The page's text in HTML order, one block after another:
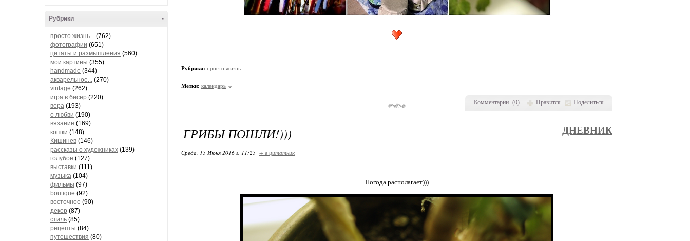
-
Рубрики
просто жизнь... (762)
фотографии (651)
цитаты и размышления (560)
мои картины (355)
handmade (344)
акварельное... (270)
vintage (262)
игра в бисер (220)
вера (193)
о любви (190)
вязание (169)
кошки (148)
Кишинев (146)
рассказы о художниках (139)
голубое (127)
выставки (111)
музыка (104)
фильмы (97)
boutique (92)
восточное (90)
декор (87)
стиль (85)
рецепты (84)
путешествия (80)
Комментарии (0) Нравится Поделиться
Рубрики: просто жизнь...
Метки: календарь
ГРИБЫ ПОШЛИ!))) ДНЕВНИК
Среда, 15 Июня 2016 г. 11:25 + в цитатник
Погода располагает)))